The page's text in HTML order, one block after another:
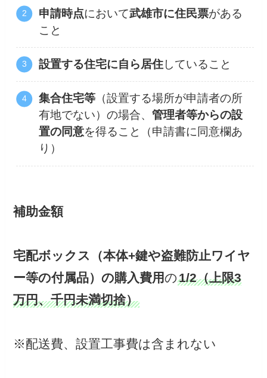
申請時点において武雄市に住民票がある
こと
設置する住宅に自ら居住していること
集合住宅等（設置する場所が申請者の所
有地でない）の場合、 管理者等からの設
置の同意を得ること（申請書に同意欄あ
り）
補助金額
宅配ボックス（本体+鍵や盗難防止ワイヤ
ー等の付属品）の購入費用の1/2（上限3
万円、千円未満切捨）
※配送費、設置工事費は含まれない